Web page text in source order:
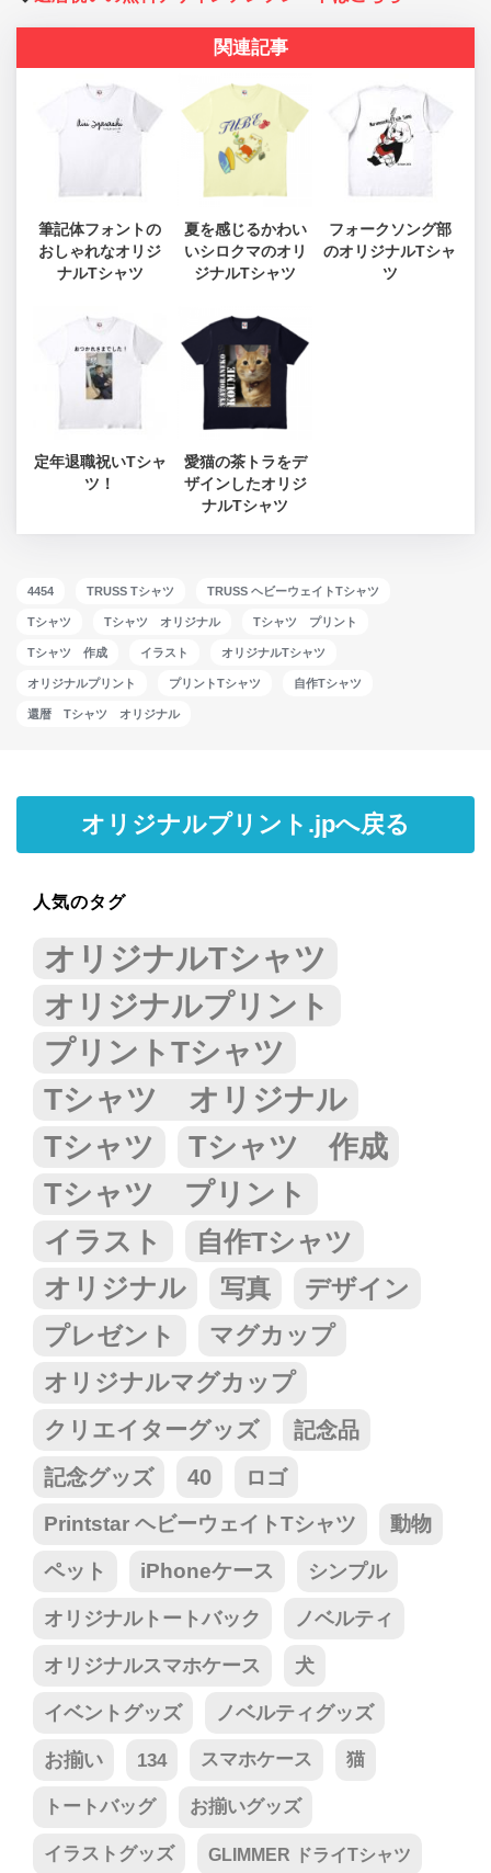
関連記事
筆記体フォントの
おしゃれなオリジ
ナルTシャツ
夏を感じるかわい
いシロクマのオリ
ジナルTシャツ
フォークソング部
のオリジナルTシャ
ツ
定年退職祝いTシャ
ツ！
愛猫の茶トラをデ
ザインしたオリジ
ナルTシャツ
4454 TRUSS Tシャツ TRUSS ヘビーウェイトTシャツ
Tシャツ Tシャツ オリジナル Tシャツ プリント
Tシャツ 作成 イラスト オリジナルTシャツ
オリジナルプリント プリントTシャツ 自作Tシャツ
還暦 Tシャツ オリジナル
オリジナルプリント.jpへ戻る
人気のタグ
オリジナルTシャツ
オリジナルプリント
プリントTシャツ
Tシャツ オリジナル
Tシャツ
Tシャツ 作成
Tシャツ プリント
イラスト 自作Tシャツ
オリジナル 写真
デザイン
プレゼント
マグカップ
オリジナルマグカップ
クリエイターグッズ
記念品
記念グッズ
40 ロゴ
Printstar ヘビーウェイトTシャツ 動物
ペット iPhoneケース シンプル
オリジナルトートバック ノベルティ
オリジナルスマホケース 犬
イベントグッズ ノベルティグッズ
お揃い 134 スマホケース 猫
トートバッグ お揃いグッズ
イラストグッズ GLIMMER ドライTシャツ